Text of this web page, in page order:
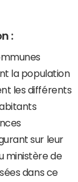
:
la population
les différents
sur leur
ministère de
dans ce